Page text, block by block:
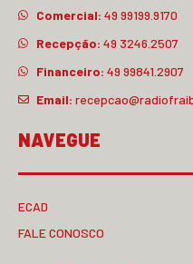
Comercial: 49 99199.9170
Recepção: 49 3246.2507
Financeiro: 49 99841.2907
Email:
NAVEGUE
ECAD
FALE CONOSCO